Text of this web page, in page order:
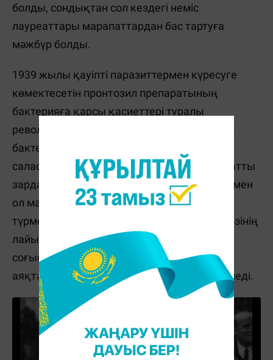
болды, сондықтан сол кездегі неміс
лауреаттары марапаттардан бас тартуға
мәжбүр болды.
1939 жылы қауіпті паразиттермен күресуге
көмектесетін пронтозил препаратының
бактерияға қарсы қасиеттері туралы
революциялық зерттеулер жүргізген неміс
бактериологы, физиология және медицина
саласындағы лауреаты Герхард Домагк қатты
зардап шекті. Нацистік режимнің қысымымен
ол марапаттан бас тартуға, тіпті бір апта
түрмеде отыруға мәжбүр болды. Герхард өзінің
лайықты сыйлығын Екінші дүниежүзілік
соғыстан кейін алды, бірақ мерзімінің
аяқталуына байланысты оған ақша берілмеді.